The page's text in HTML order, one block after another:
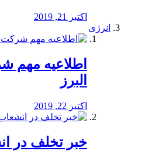
اکتبر 21, 2019
انرژی
️اطلاعیه مهم
البرز
اکتبر 22, 2019
خبر تخلف در